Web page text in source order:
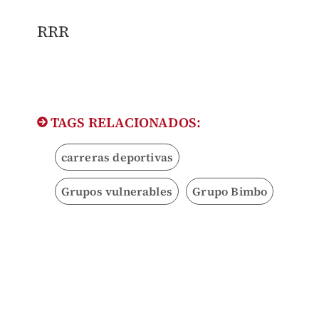
RRR
TAGS RELACIONADOS:
carreras deportivas
Grupos vulnerables Grupo Bimbo